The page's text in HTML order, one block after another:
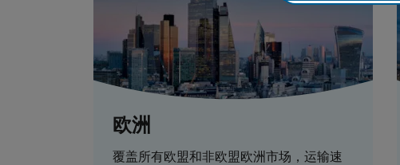
欧洲
覆盖所有欧盟和非欧盟欧洲市场，运输速